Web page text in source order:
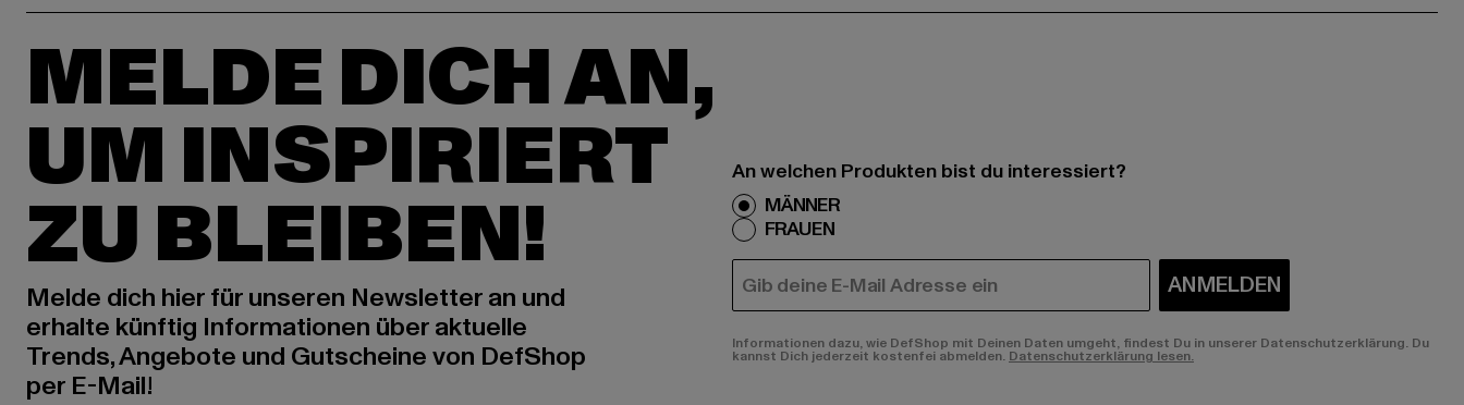
MELDE DICH AN,
UM INSPIRIERT
ZU BLEIBEN!
Melde dich hier für unseren Newsletter an und
erhalte künftig Informationen über aktuelle
Trends, Angebote und Gutscheine von DefShop
per E-Mail!
An welchen Produkten bist du interessiert?
MÄNNER
FRAUEN
E-MAIL ANMELDEN
Informationen dazu, wie DefShop mit Deinen Daten umgeht, findest Du in unserer Datenschutzerklärung. Du
kannst Dich jederzeit kostenfei abmelden. Datenschutzerklärung lesen.